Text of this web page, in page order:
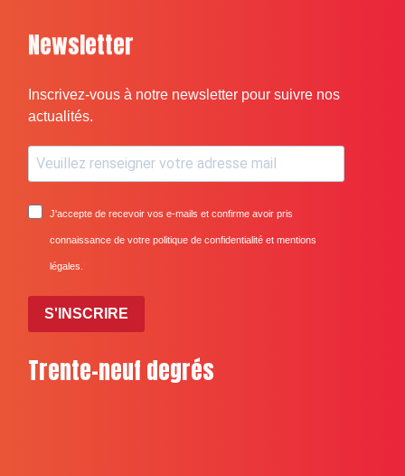
Newsletter
Inscrivez-vous à notre newsletter pour suivre nos
actualités.
J'accepte de recevoir vos e-mails et confirme avoir pris
connaissance de votre politique de confidentialité et mentions
légales.
S'INSCRIRE
Trente-neuf degrés